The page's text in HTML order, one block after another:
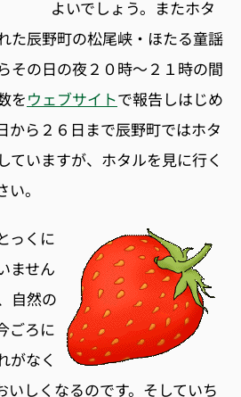
よいでしょう。またホタ
た辰野町の松尾峡・ほたる童謡
その日の夜２０時〜２１時の間
をウェブサイトで報告しはじめ
から２６日まで辰野町ではホタ
ていますが、ホタルを見に行く
。
っくに
ません
自然の
ごろに
がなく
いしくなるのです。そしていち